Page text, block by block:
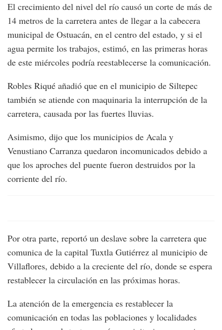
El crecimiento del nivel del río causó un corte de más de
14 metros de la carretera antes de llegar a la cabecera
municipal de Ostuacán, en el centro del estado, y si el
agua permite los trabajos, estimó, en las primeras horas
de este miércoles podría reestablecerse la comunicación.
Robles Riqué añadió que en el municipio de Siltepec
también se atiende con maquinaria la interrupción de la
carretera, causada por las fuertes lluvias.
Asimismo, dijo que los municipios de Acala y
Venustiano Carranza quedaron incomunicados debido a
que los aproches del puente fueron destruidos por la
corriente del río.
Por otra parte, reportó un deslave sobre la carretera que
comunica de la capital Tuxtla Gutiérrez al municipio de
Villaflores, debido a la creciente del río, donde se espera
restablecer la circulación en las próximas horas.
La atención de la emergencia es restablecer la
comunicación en todas las poblaciones y localidades